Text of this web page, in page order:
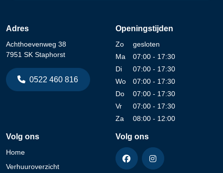
Adres
Achthoevenweg 38
7951 SK Staphorst
0522 460 816
Openingstijden
Zo
gesloten
Ma
07:00 - 17:30
Di
07:00 - 17:30
Wo
07:00 - 17:30
Do
07:00 - 17:30
Vr
07:00 - 17:30
Za
08:00 - 12:00
Volg ons
Home
Verhuuroverzicht
Volg ons